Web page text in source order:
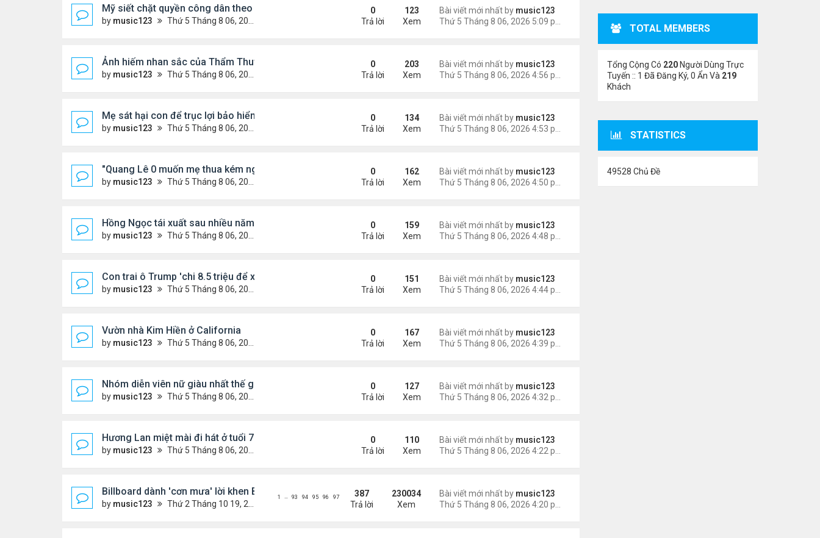
Mỹ siết chặt quyền công dân theo nơi sinh, mở rộng chống “du lịch sinh con”
by music123 Thứ 5 Tháng 8 06, 2026 5:09 pm
Bài viết mới nhất by music123
0
Trả lời
123
Xem
Ảnh hiếm nhan sắc của Thẩm Thuý Hằng
by music123 Thứ 5 Tháng 8 06, 2026 4:56 pm
Bài viết mới nhất by music123
0
Trả lời
203
Xem
Mẹ sát hại con để trục lợi bảo hiểm
by music123 Thứ 5 Tháng 8 06, 2026 4:53 pm
Bài viết mới nhất by music123
0
Trả lời
134
Xem
"Quang Lê 0 muốn mẹ thua kém người khác"
by music123 Thứ 5 Tháng 8 06, 2026 4:50 pm
Bài viết mới nhất by music123
0
Trả lời
162
Xem
Hồng Ngọc tái xuất sau nhiều năm ở ẩn
by music123 Thứ 5 Tháng 8 06, 2026 4:48 pm
Bài viết mới nhất by music123
0
Trả lời
159
Xem
Con trai ô Trump 'chi 8.5 triệu để xóa ràng buộc với vị hôn thê cũ
by music123 Thứ 5 Tháng 8 06, 2026 4:44 pm
Bài viết mới nhất by music123
0
Trả lời
151
Xem
Vườn nhà Kim Hiền ở California
by music123 Thứ 5 Tháng 8 06, 2026 4:39 pm
Bài viết mới nhất by music123
0
Trả lời
167
Xem
Nhóm diễn viên nữ giàu nhất thế giới
by music123 Thứ 5 Tháng 8 06, 2026 4:32 pm
Bài viết mới nhất by music123
0
Trả lời
127
Xem
Hương Lan miệt mài đi hát ở tuổi 70
by music123 Thứ 5 Tháng 8 06, 2026 4:22 pm
Bài viết mới nhất by music123
0
Trả lời
110
Xem
Billboard dành 'cơn mưa' lời khen BTS
by music123 Thứ 2 Tháng 10 19, 2020 11:31 am
Bài viết mới nhất by music123
387
Trả lời
230034
Xem
1 … 93 94 95 96 97
TOTAL MEMBERS
Tổng Cộng Có 220Người Dùng Trực
Tuyến :: 1 Đã Đăng Ký, 0 Ẩn Và 219
Khách
STATISTICS
49528 Chủ Đề